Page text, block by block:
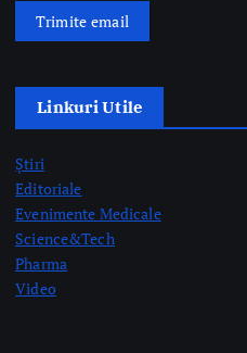
Știri
Editoriale
Science&Tech
Taguri Evidențiate